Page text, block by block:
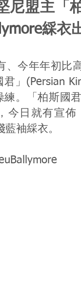
尼盟主「
綵衣
、今年年初比
」(Persian
練。「柏斯國
今日就有宣
袖綵衣。